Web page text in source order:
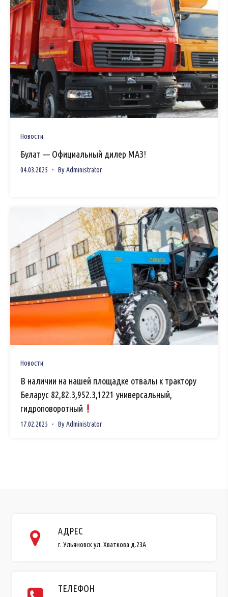
Новости
Булат — Официальный дилер МАЗ!
04.03.2025 ByAdministrator
Новости
В наличии на нашей площадке отвалы к трактору
Беларус 82,82.3,952.3,1221 универсальный,
гидроповоротный
17.02.2025 ByAdministrator
АДРЕС
г. Ульяновск ул. Хваткова д.23А
ТЕЛЕФОН